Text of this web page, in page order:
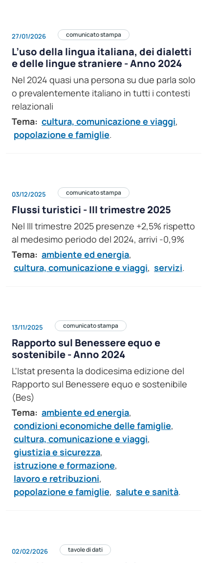
27/01/2026 comunicato stampa
L’uso della lingua italiana, dei dialetti
e delle lingue straniere - Anno 2024
Nel 2024 quasi una persona su due parla solo
o prevalentemente italiano in tutti i contesti
relazionali
Tema: cultura, comunicazione e viaggi,
popolazione e famiglie.
03/12/2025 comunicato stampa
Flussi turistici - III trimestre 2025
Nel III trimestre 2025 presenze +2,5% rispetto
al medesimo periodo del 2024, arrivi -0,9%
Tema: ambiente ed energia,
cultura, comunicazione e viaggi, servizi.
13/11/2025 comunicato stampa
Rapporto sul Benessere equo e
sostenibile - Anno 2024
L'Istat presenta la dodicesima edizione del
Rapporto sul Benessere equo e sostenibile
(Bes)
Tema: ambiente ed energia,
condizioni economiche delle famiglie,
cultura, comunicazione e viaggi,
giustizia e sicurezza,
istruzione e formazione,
lavoro e retribuzioni,
popolazione e famiglie, salute e sanità.
02/02/2026 tavole di dati